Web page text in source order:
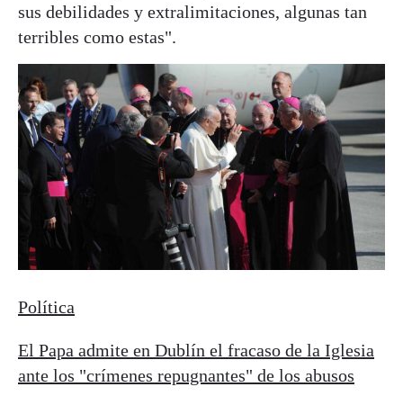
sus debilidades y extralimitaciones, algunas tan
terribles como estas".
Política
El Papa admite en Dublín el fracaso de la Iglesia
ante los "crímenes repugnantes" de los abusos